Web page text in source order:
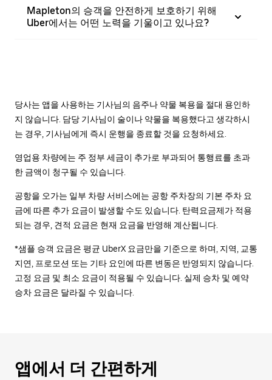
Mapleton의 승객을 안전하게 보호하기 위해
Uber에서는 어떤 노력을 기울이고 있나요?
당사는 앱을 사용하는 기사님의 음주나 약물 복용을 절대 용인하
지 않습니다. 담당 기사님이 술이나 약물을 복용했다고 생각하시
는 경우, 기사님에게 즉시 운행을 종료할 것을 요청하세요.
영업용 차량에는 주 정부 세금이 추가로 부과되어 통행료를 초과
한 금액이 청구될 수 있습니다.
공항을 오가는 일부 차량 서비스에는 공항 주차장의 기본 주차 요
금에 따른 추가 요금이 발생할 수도 있습니다. 탄력요금제가 적용
되는 경우, 견적 요금은 현재 요금을 반영해 계산됩니다.
*샘플 승객 요금은 평균 UberX 요금만을 기준으로 하며, 지역, 교통
지연, 프로모션 또는 기타 요인에 따른 변동은 반영되지 않습니다.
고정 요금 및 최소 요금이 적용될 수 있습니다. 실제 승차 및 예약
승차 요금은 달라질 수 있습니다.
앱에서 더 간편하게